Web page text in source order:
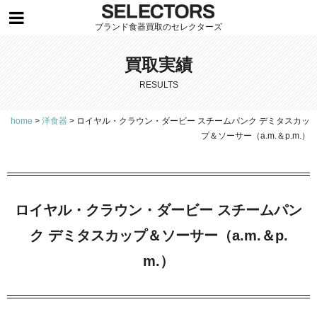
ブランド食器買取のセレクターズ
買取実績
RESULTS
home > 洋食器 > ロイヤル・クラウン・ダービー スチームパンク デミタスカッ
プ＆ソーサー（a.m.＆p.m.）
ロイヤル・クラウン・ダービー スチームパン
ク デミタスカップ＆ソーサー（a.m.＆p.
m.）